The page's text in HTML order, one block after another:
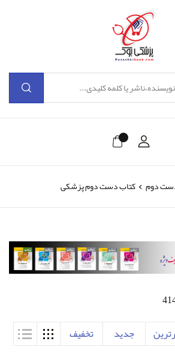
دوم کتاب دست دوم پزشکی
جدید تخفیف